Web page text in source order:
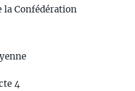
la Confédération
4